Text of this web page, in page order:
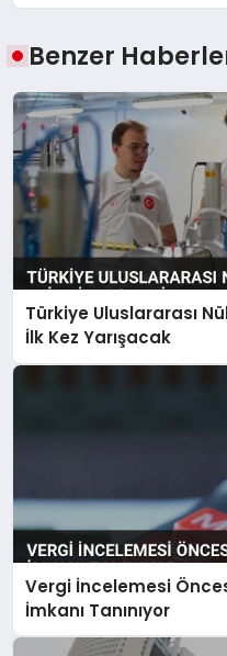
Benzer
Türkiye Uluslararası
İlk Kez Yarışacak
Vergi İncelemesi
İmkanı Tanınıyor